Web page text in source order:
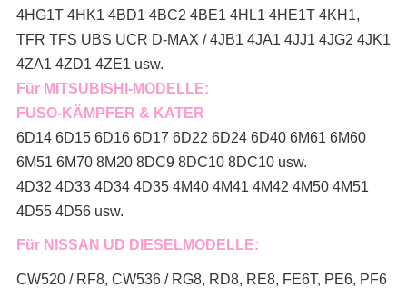
4HG1T 4HK1 4BD1 4BC2 4BE1 4HL1 4HE1T 4KH1,
TFR TFS UBS UCR D-MAX / 4JB1 4JA1 4JJ1 4JG2 4JK1
4ZA1 4ZD1 4ZE1 usw.
Für MITSUBISHI-MODELLE:
FUSO-KÄMPFER & KATER
6D14 6D15 6D16 6D17 6D22 6D24 6D40 6M61 6M60
6M51 6M70 8M20 8DC9 8DC10 8DC10 usw.
4D32 4D33 4D34 4D35 4M40 4M41 4M42 4M50 4M51
4D55 4D56 usw.
Für NISSAN UD DIESELMODELLE:
CW520 / RF8, CW536 / RG8, RD8, RE8, FE6T, PE6, PF6